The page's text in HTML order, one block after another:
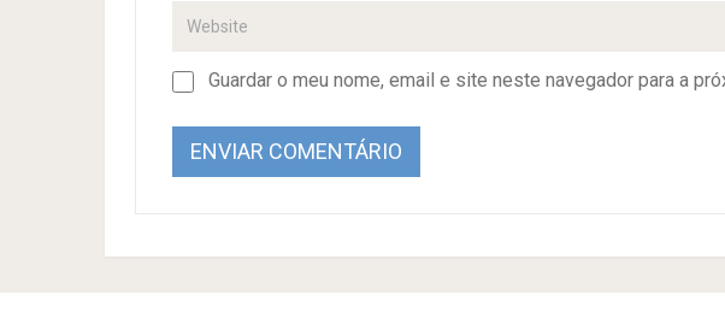
Guardar o meu nome, email e site neste navegador para a